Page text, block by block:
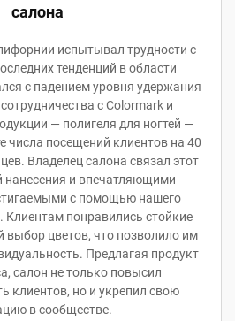
салона
испытывал трудности с
тенденций в области
с падением уровня удержания
с Colormark и
— полигеля для ногтей —
числа посещений клиентов на 40
Владелец салона связал этот
нанесения и впечатляющими
с помощью нашего
Клиентам понравились стойкие
цветов, что позволило им
Предлагая продукт
салон не только повысил
клиентов, но и укрепил свою
в сообществе.